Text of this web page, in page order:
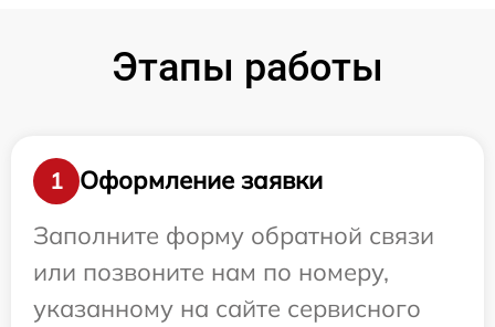
Этапы работы
1
Оформление заявки
Заполните форму обратной связи
или позвоните нам по номеру,
указанному на сайте сервисного